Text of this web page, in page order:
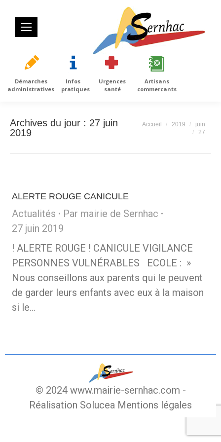
Démarches
administratives
Infos
pratiques
Urgences
santé
Artisans
commercants
Archives du jour : 27 juin
2019
Vous êtes ici :
Accueil 2019
juin
27
ALERTE ROUGE CANICULE
Actualités Par mairie de Sernhac
27 juin 2019
! ALERTE ROUGE ! CANICULE VIGILANCE
PERSONNES VULNÉRABLES ECOLE : »
Nous conseillons aux parents qui le peuvent
de garder leurs enfants avec eux à la maison
si le…
© 2024 www.mairie-sernhac.com -
Réalisation Solucea Mentions légales